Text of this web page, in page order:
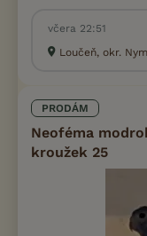
včera 22:51
Loučeň, okr.
PRODÁM
Neoféma
kroužek 25